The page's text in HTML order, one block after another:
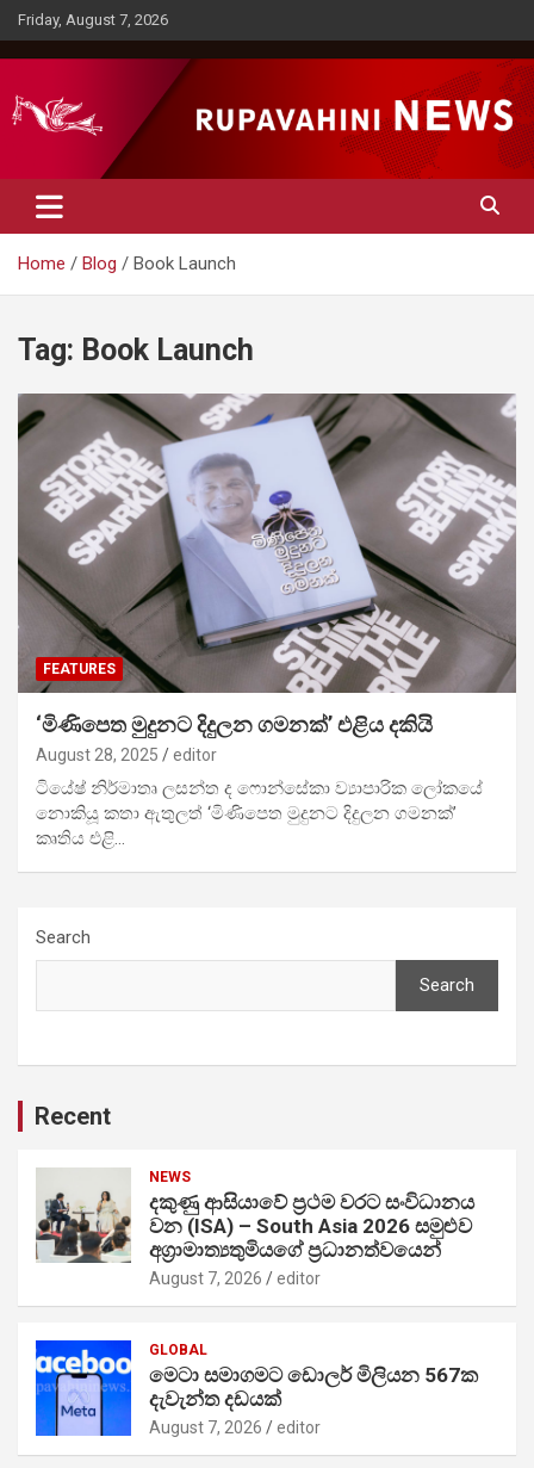
Skip
to
content
Friday, August 7, 2026
Rupavahini News
Home Blog Book Launch
Tag: Book Launch
FEATURES
‘මිණිපෙත මුදුනට දිදුලන ගමනක්’ එළිය දකියි
August 28, 2025 editor
ටියේෂ් නිර්මාතෘ ලසන්ත ද ෆොන්සේකා ව්‍යාපාරික ලෝකයේ
නොකියූ කතා ඇතුලත් ‘මිණිපෙත මුදුනට දිදුලන ගමනක්’
කෘතිය එළි…
Search
Search
Recent
NEWS
දකුණු ආසියාවේ ප්‍රථම වරට සංවිධානය
වන (ISA) – South Asia 2026 සමුළුව
අග්‍රාමාත්‍යතුමියගේ ප්‍රධානත්වයෙන්
August 7, 2026 editor
GLOBAL
මෙටා සමාගමට ඩොලර් මිලියන 567ක
දැවැන්ත දඩයක්
August 7, 2026 editor